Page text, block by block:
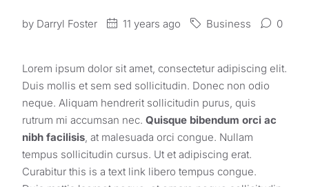
by Darryl Foster 11 years ago Business 0
Lorem ipsum dolor sit amet, consectetur adipiscing elit.
Duis mollis et sem sed sollicitudin. Donec non odio
neque. Aliquam hendrerit sollicitudin purus, quis
rutrum mi accumsan nec. Quisque bibendum orci ac
nibh facilisis, at malesuada orci congue. Nullam
tempus sollicitudin cursus. Ut et adipiscing erat.
Curabitur this is a text link libero tempus congue.